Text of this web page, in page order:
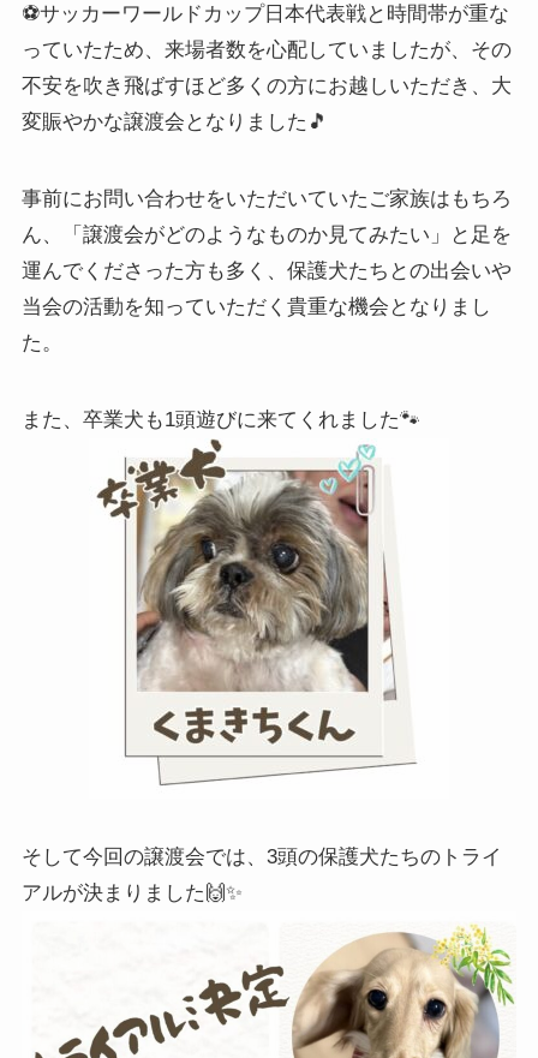
⚽️サッカーワールドカップ日本代表戦と時間帯が重な
っていたため、来場者数を心配していましたが、その
不安を吹き飛ばすほど多くの方にお越しいただき、大
変賑やかな譲渡会となりました🎵
事前にお問い合わせをいただいていたご家族はもちろ
ん、「譲渡会がどのようなものか見てみたい」と足を
運んでくださった方も多く、保護犬たちとの出会いや
当会の活動を知っていただく貴重な機会となりまし
た。
また、卒業犬も1頭遊びに来てくれました🐾
そして今回の譲渡会では、3頭の保護犬たちのトライ
アルが決まりました🙌✨